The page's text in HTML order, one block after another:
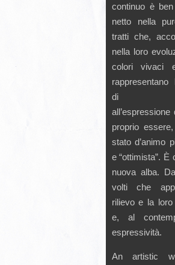
continuo è
netto nella
tratti che,
nella loro
colori vivaci
di
proprio
stato d’animo
e “ottimista”. È
nuova alba.
volti che
rilievo e la loro
e, al
espressività.
An artistic